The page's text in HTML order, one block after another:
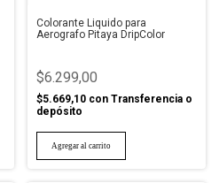
Colorante Liquido para
Aerografo Pitaya DripColor
$6.299,00
$5.669,10 con Transferencia o
depósito